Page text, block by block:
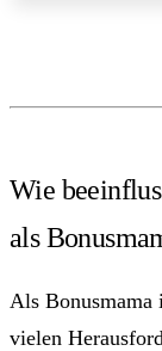
Wie
als
Als Bonusmama
vielen